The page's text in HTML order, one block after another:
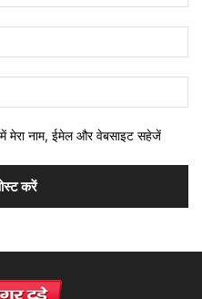
में मेरा नाम, ईमेल और वेबसाइट सहेजें